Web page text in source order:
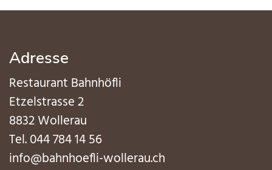
Adresse
Restaurant Bahnhöfli
Etzelstrasse 2
8832 Wollerau
Tel.044 784 14 56
info@bahnhoefli-wollerau.ch